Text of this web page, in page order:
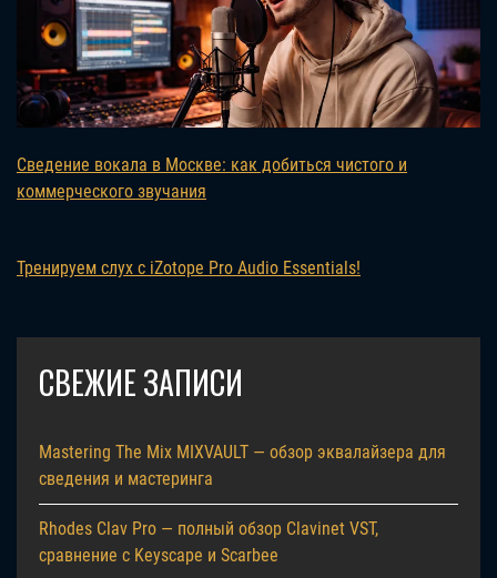
Сведение вокала в Москве: как добиться чистого и
коммерческого звучания
Тренируем слух с iZotope Pro Audio Essentials!
СВЕЖИЕ ЗАПИСИ
Mastering The Mix MIXVAULT — обзор эквалайзера для
сведения и мастеринга
Rhodes Clav Pro — полный обзор Clavinet VST,
сравнение с Keyscape и Scarbee